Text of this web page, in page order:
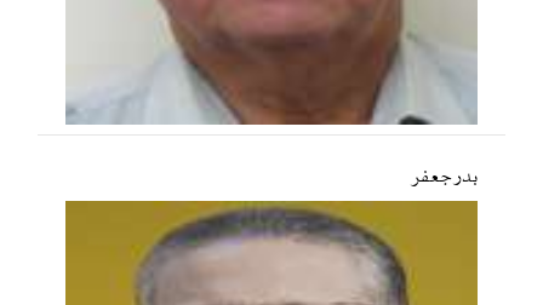
بدر جعفر